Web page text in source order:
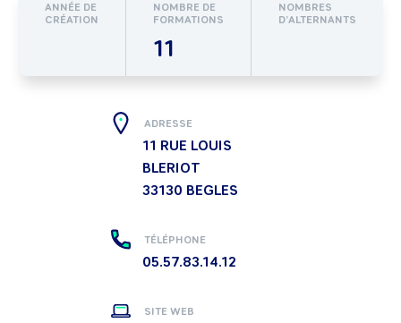
ANNÉE DE
CRÉATION
NOMBRE DE
FORMATIONS
11
NOMBRES
D’ALTERNANTS
ADRESSE
11 RUE LOUIS
BLERIOT
33130 BEGLES
TÉLÉPHONE
05.57.83.14.12
SITE WEB